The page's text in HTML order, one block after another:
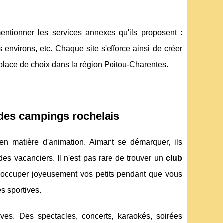
les services annexes qu'ils proposent :
etc. Chaque site s'efforce ainsi de créer
de choix dans la région Poitou-Charentes.
campings rochelais
matière d'animation. Aimant se démarquer, ils
vacanciers. Il n'est pas rare de trouver un club
joyeusement vos petits pendant que vous
sportives.
Des spectacles, concerts, karaokés, soirées